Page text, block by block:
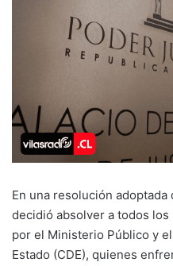
En una resolución
decidió absolver a todos
por el Ministerio Público y
Estado (CDE), quienes